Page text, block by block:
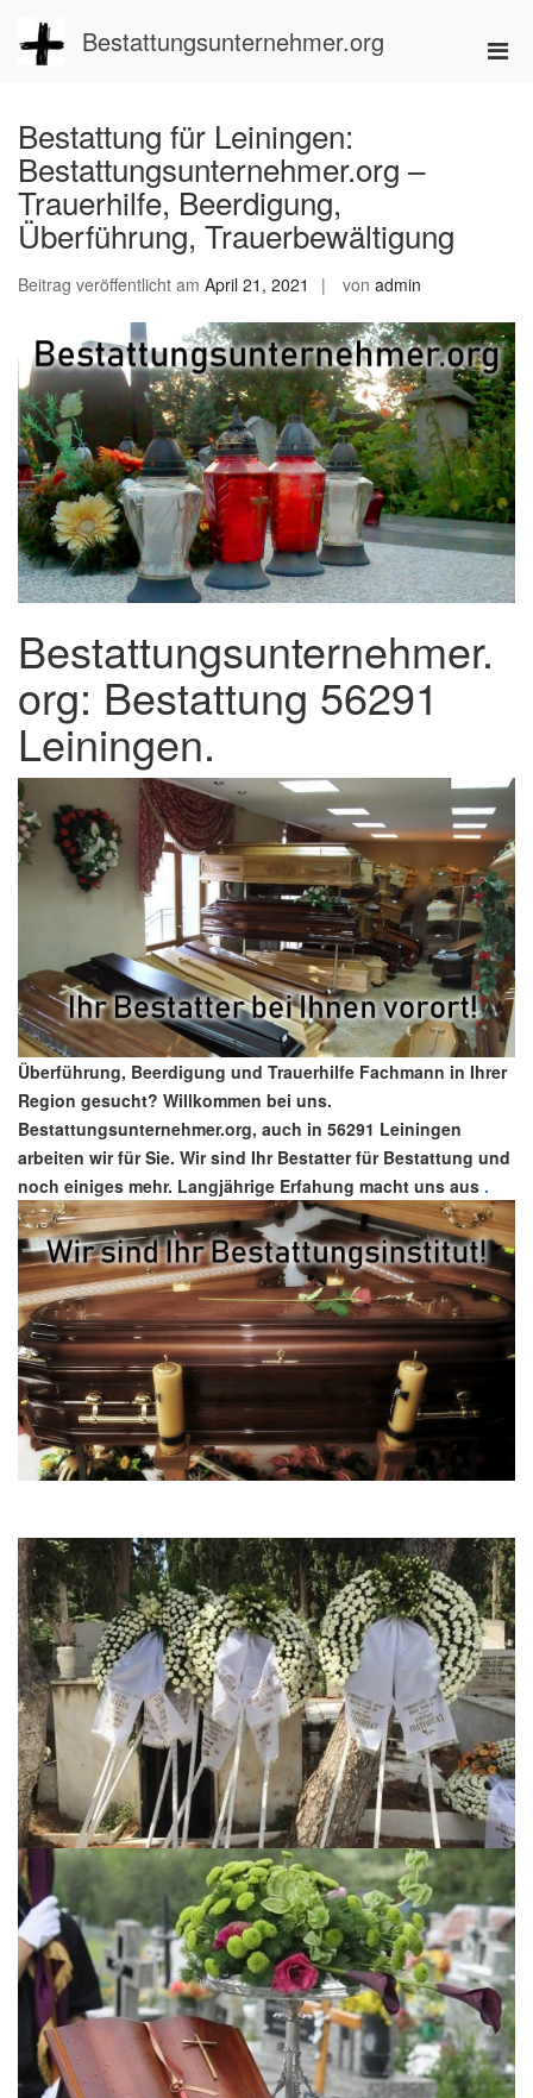
Inhalt
springen
Bestattungsunternehmer.org
Bestattung für Leiningen:
Bestattungsunternehmer.org –
Trauerhilfe, Beerdigung,
Überführung, Trauerbewältigung
Beitrag veröffentlicht am April 21, 2021 von admin
Bestattungsunternehmer.
org: Bestattung 56291
Leiningen.
Überführung, Beerdigung und Trauerhilfe Fachmann in Ihrer
Region gesucht? Willkommen bei uns.
Bestattungsunternehmer.org, auch in 56291 Leiningen
arbeiten wir für Sie. Wir sind Ihr Bestatter für Bestattung und
noch einiges mehr. Langjährige Erfahung macht uns aus .